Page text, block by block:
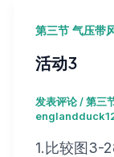
第三节 气压带
活动3
发表评论/第三
1.比较图3-